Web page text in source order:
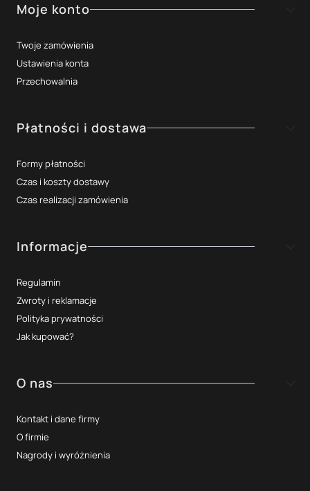
Moje konto
Twoje zamówienia
Ustawienia konta
Przechowalnia
Płatności i dostawa
Formy płatności
Czas i koszty dostawy
Czas realizacji zamówienia
Informacje
Regulamin
Zwroty i reklamacje
Polityka prywatności
Jak kupować?
O nas
Kontakt i dane firmy
O firmie
Nagrody i wyróżnienia